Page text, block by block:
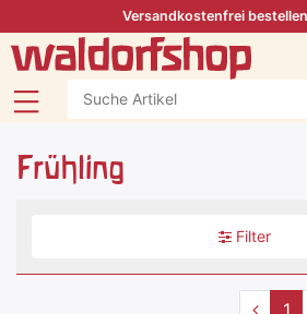
Versandkostenfrei
Frühling
Filter
1